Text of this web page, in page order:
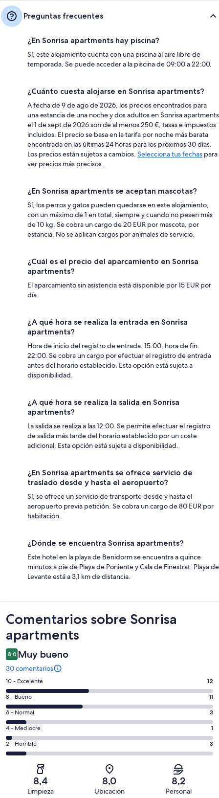
Preguntas frecuentes
¿En Sonrisa apartments hay piscina?
Sí, este alojamiento cuenta con una piscina al aire libre de
temporada. Se puede acceder a la piscina de 09:00 a 22:00.
¿Cuánto cuesta alojarse en Sonrisa apartments?
A fecha de 9 de ago de 2026, los precios encontrados para
una estancia de una noche y dos adultos en Sonrisa apartments
el 1 de sept de 2026 son de al menos 250 €, tasas e impuestos
incluidos. El precio se basa en la tarifa por noche más barata
encontrada en las últimas 24 horas para los próximos 30 días.
Los precios están sujetos a cambios. Selecciona tus fechas para
ver precios más precisos.
¿En Sonrisa apartments se aceptan mascotas?
Sí, los perros y gatos pueden quedarse en este alojamiento,
con un máximo de 1 en total, siempre y cuando no pesen más
de 10 kg. Se cobra un cargo de 20 EUR por mascota, por
estancia. No se aplican cargos por animales de servicio.
¿Cuál es el precio del aparcamiento en Sonrisa
apartments?
El aparcamiento sin asistencia está disponible por 15 EUR por
día.
¿A qué hora se realiza la entrada en Sonrisa
apartments?
Hora de inicio del registro de entrada: 15:00; hora de fin:
22:00. Se cobra un cargo por efectuar el registro de entrada
antes del horario establecido. Esta opción está sujeta a
disponibilidad.
¿A qué hora se realiza la salida en Sonrisa
apartments?
La salida se realiza a las 12:00. Se permite efectuar el registro
de salida más tarde del horario establecido por un coste
adicional. Esta opción está sujeta a disponibilidad.
¿En Sonrisa apartments se ofrece servicio de
traslado desde y hasta el aeropuerto?
Sí, se ofrece un servicio de transporte desde y hasta el
aeropuerto previa petición. Se cobra un cargo de 80 EUR por
habitación.
¿Dónde se encuentra Sonrisa apartments?
Este hotel en la playa de Benidorm se encuentra a quince
minutos a pie de Playa de Poniente y Cala de Finestrat. Playa de
Levante está a 3,1 km de distancia.
Comentarios
Comentarios sobre Sonrisa
apartments
8,0 Muy bueno
30 comentarios
12
comentarios
de
un
total
de
30
con
puntuación
10 - Excelente 12
11
comentarios
de
un
total
de
30
puntuación
8 - Bueno 11
3
comentarios
de
un
total
6 - Normal 3
1
comentarios
de
4 - Mediocre 1
3
comentarios
2 - Horrible 3
8,4
Limpieza
8,0
Ubicación
8,2
Personal